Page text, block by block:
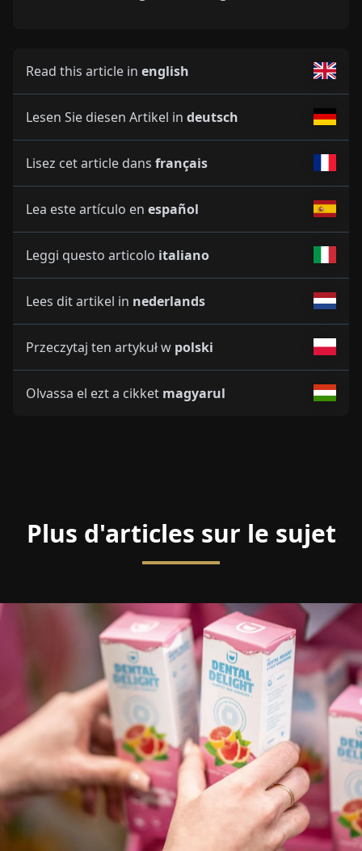
Read this article in english
Lesen Sie diesen Artikel in deutsch
Lisez cet article dans français
Lea este artículo en español
Leggi questo articolo italiano
Lees dit artikel in nederlands
Przeczytaj ten artykuł w polski
Olvassa el ezt a cikket magyarul
Plus d'articles sur le sujet